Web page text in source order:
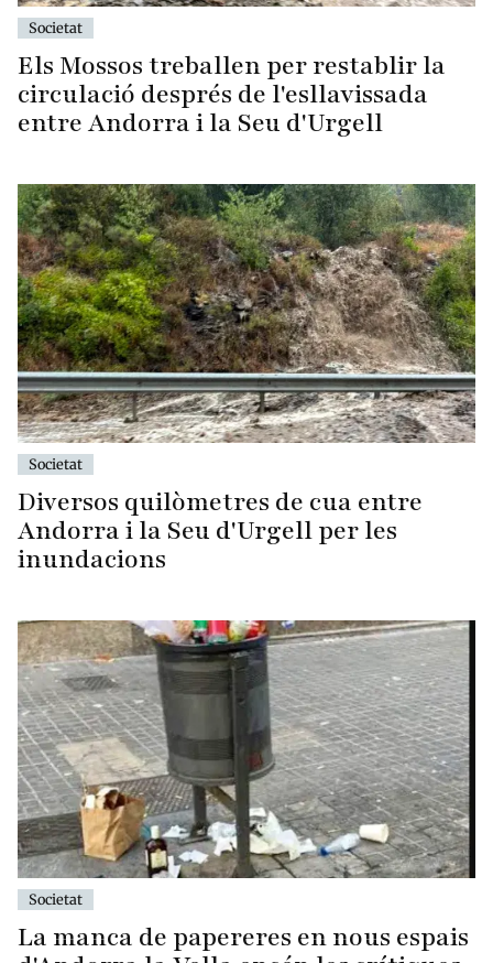
Societat
Els Mossos treballen per restablir la
circulació després de l'esllavissada
entre Andorra i la Seu d'Urgell
Societat
Diversos quilòmetres de cua entre
Andorra i la Seu d'Urgell per les
inundacions
Societat
La manca de papereres en nous espais